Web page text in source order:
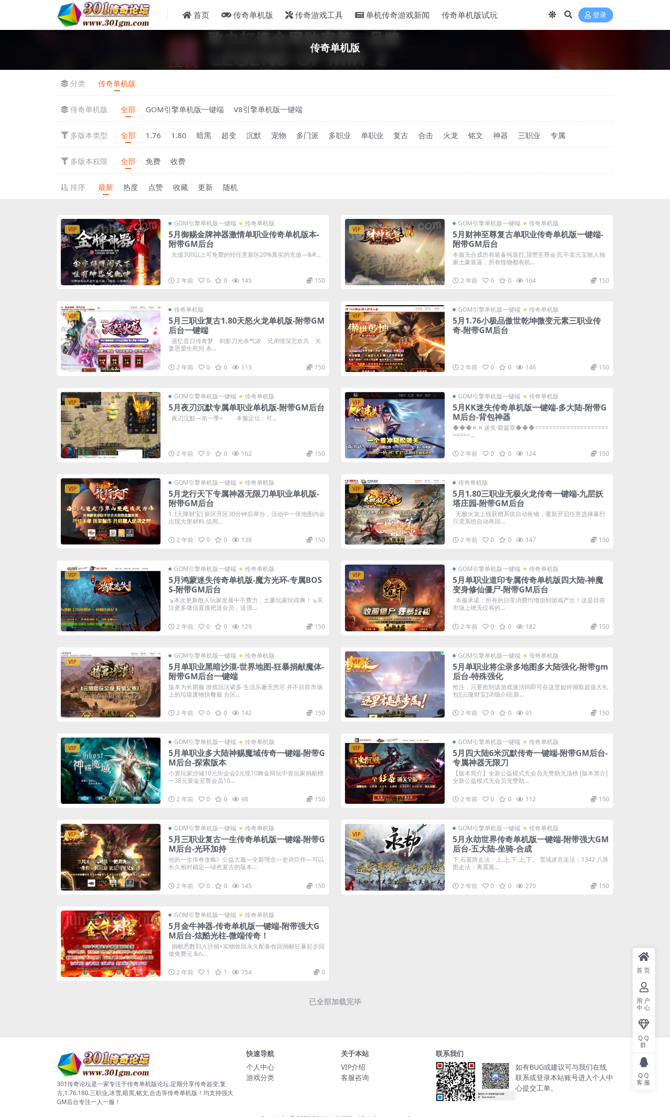
首页 传奇单机版 传奇游戏工具 单机传奇游戏新闻 传奇单机版试玩 登录
传奇单机版
分类 传奇单机版
传奇单机版 全部 GOM引擎单机版一键端 V8引擎单机版一键端
多版本类型 全部 1.76 1.80 暗黑 超变 沉默 宠物 多门派 多职业 单职业 复古 合击 火龙 铭文 神器 三职业 专属
多版本权限 全部 免费 收费
排序 最新 热度 点赞 收藏 更新 随机
VIP
GOM引擎单机版一键端 传奇单机版
5月御赐金牌神器激情单职业传奇单机版本-
附带GM后台
充值300以上可免费的转任意新区20%真实的充值—&#...
2 年前 0 0 145 150
VIP
GOM引擎单机版一键端 传奇单机版
5月财神至尊复古单职业传奇单机版一键端-
附带GM后台
本服无合成所有装备纯靠打,顶赞至尊会员,不卖元宝散人独
家土豪装逼，所有怪物都有机...
2 年前 0 0 104 150
VIP
传奇单机版
5月三职业复古1.80天怒火龙单机版-附带GM
后台一键端
遥忆昔日传奇梦 剑影刀光杀气浓 兄弟情深悲欢共 夫
妻恩爱生死同 杀...
2 年前 0 0 113 150
VIP
GOM引擎单机版一键端 传奇单机版
5月1.76小极品傲世乾坤微变元素三职业传
奇-附带GM后台
2 年前 0 0 146 150
VIP
GOM引擎单机版一键端 传奇单机版
5月夜刃沉默专属单职业单机版-附带GM后台
夜刃沉默—第一季< 本服定位：可...
2 年前 0 0 162 150
VIP
GOM引擎单机版一键端 传奇单机版
5月KK迷失传奇单机版一键端-多大陆-附带G
M后台-背包神器
◆◆◆ＫＫ迷失·新篇章◆◆◆=====================
=====...
2 年前 0 0 124 150
VIP
GOM引擎单机版一键端 传奇单机版
5月龙行天下专属神器无限刀单职业单机版-
附带GM后台
1. [天降财宝] 新区开区30分钟后举办，活动中一张地图内会
出现大里材料.信用...
2 年前 0 0 138 150
VIP
传奇单机版
5月1.80三职业无极火龙传奇一键端-九层妖
塔庄园-附带GM后台
无极火龙上线获赠系统自动捡物，重新开启任意选择暴烈
只需系统自动再回...
2 年前 0 0 147 150
VIP
GOM引擎单机版一键端 传奇单机版
5月鸿蒙迷失传奇单机版-魔方光环-专属BOS
S-附带GM后台
↘本次更新散人玩家发展中不费力，土豪玩家玩得爽！↘关
注更多微信直接把送会员，送强...
2 年前 0 0 129 150
VIP
GOM引擎单机版一键端 传奇单机版
5月单职业道印专属传奇单机版四大陆-神魔
变身修仙僵尸-附带GM后台
本服承诺：所有的日常消费均增加到游戏产出！这是目前
市场上绝无仅有的...
2 年前 0 0 182 150
VIP
GOM引擎单机版一键端 传奇单机版
5月单职业黑暗沙漠-世界地图-狂暴捐献魔体-
附带GM后台一键端
版本为长期服 游戏玩法诸多 生活乐趣无穷尽 并不目前市场
上的垃圾废物快餐服 合区...
2 年前 0 0 142 150
VIP
GOM引擎单机版一键端 传奇单机版
5月单职业将尘录多地图多大陆强化-附带gm
后台-特殊强化
抢注，只要抢到该游戏激活码即可在这里如何领取超值大礼
包![云隆财宝]详细介绍:新...
2 年前 0 0 91 150
VIP
GOM引擎单机版一键端 传奇单机版
5月单职业多大陆神赐魔域传奇一键端-附带G
M后台-探索版本
小资玩家沙城10元街金会0元现10舞金辩玩中资玩家捐献榜
一38元黄金至尊会员10...
2 年前 0 0 98 150
VIP
GOM引擎单机版一键端 传奇单机版
5月四大陆6米沉默传奇一键端-附带GM后台-
专属神器无限刀
【版本简介】全新公益模式无会员无赞助无顶榜 [版本简介]
全新公益模式无会员无赞助...
2 年前 0 0 112 150
VIP
GOM引擎单机版一键端 传奇单机版
5月三职业复古一生传奇单机版一键端-附带G
M后台-光环加持
他的一生传奇攻略》公益大服—全新理念—史诗巨作—可以
长久相对稳定—绿色复古的版本...
2 年前 0 0 145 150
VIP
GOM引擎单机版一键端 传奇单机版
5月永劫世界传奇单机版一键端-附带强大GM
后台-五大陆-坐骑-合成
下,石墓阵走法：上.上,下,上,下。 雪域迷宫走法：1342 八阵
图走法：离震翼...
2 年前 0 0 270 150
GOM引擎单机版一键端 传奇单机版
5月金牛神器-传奇单机版一键端-附带强大G
M后台-炫酷光柱-微端传奇！
捐献悉数归入沙捐+实物收回永久配备收回捐献狂暴起步回
馈免费元 &n...
2 年前 1 1 754 0
已全部加载完毕
301传奇论坛是一家专注于传奇单机版论坛.定期分享传奇超变,复
古,1.76.180.三职业,冰雪,暗黑,铭文,合击等传奇单机版！均支持强大
GM后台专注一人一服！
快速导航
个人中心
游戏分类
关于本站
VIP介绍
客服咨询
联系我们
如有BUG或建议可与我们在线
联系或登录本站账号进入个人中
心提交工单。
首页
用户
中心
QQ
群
QQ
客服